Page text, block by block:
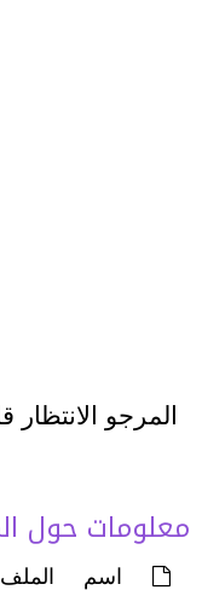
المرجو الانتظار
معلومات حول